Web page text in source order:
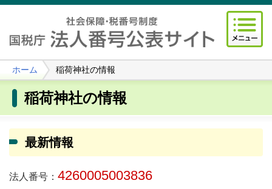
ホーム 稲荷神社の情報
稲荷神社の情報
最新情報
法人番号： 4260005003836